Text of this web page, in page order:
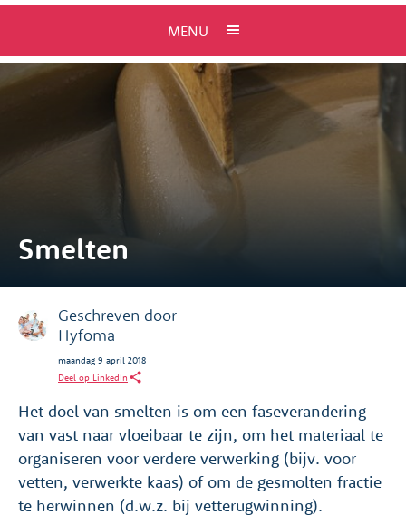
MENU
Smelten
Het doel van smelten is om een ​​faseverandering
van vast naar vloeibaar te zijn, om het materiaal te
organiseren voor verdere verwerking (bijv. voor
vetten, verwerkte kaas) of om de gesmolten fractie
te herwinnen (d.w.z. bij vetterugwinning).
Geschreven door
Hyfoma
maandag 9 april 2018
Deel op LinkedIn